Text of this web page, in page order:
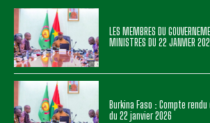
LES MEMBRES DU
MINISTRES DU 22 JANVIER
Burkina Faso : Compte
du 22 janvier 2026